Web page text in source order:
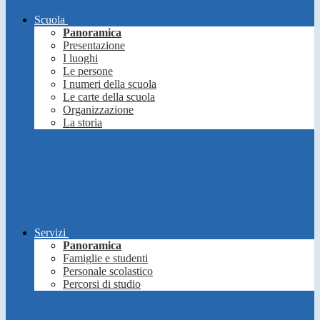
Scuola
Panoramica
Presentazione
I luoghi
Le persone
I numeri della scuola
Le carte della scuola
Organizzazione
La storia
Servizi
Panoramica
Famiglie e studenti
Personale scolastico
Percorsi di studio